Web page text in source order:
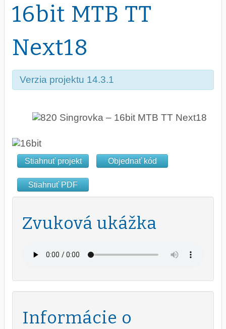
16bit MTB TT
Next18
Verzia projektu 14.3.1
Stiahnuť projekt Objednať kód
Stiahnuť PDF
Zvuková ukážka
Informácie o